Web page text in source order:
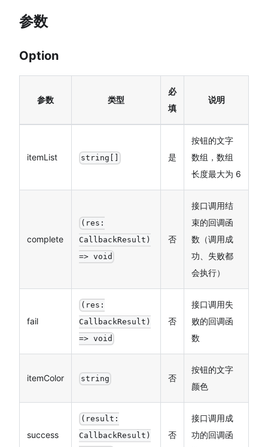
参数
Option
参数 类型
必
填
说明
itemList string[] 是
按钮的文字
数组，数组
长度最大为 6
complete
(res:
CallbackResult)
=> void
否
接口调用结
束的回调函
数（调用成
功、失败都
会执行）
fail
(res:
CallbackResult)
=> void
否
接口调用失
败的回调函
数
itemColor string 否
按钮的文字
颜色
success
(result:
CallbackResult)
否
接口调用成
功的回调函